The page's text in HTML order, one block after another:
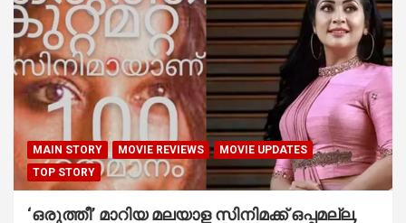
MAIN STORY MOVIE REVIEWS
MOVIE UPDATES
TOP STORY
‘ഒരുത്തീ’ മാറിയ മലയാള സിനിമക്ക് ഒപ്പമല്ല,